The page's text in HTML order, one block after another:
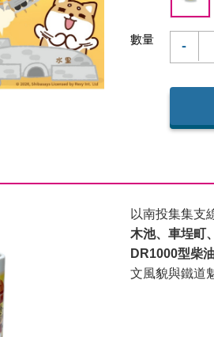
數量 -
以南投集集支
木池、車埕町
DR1000型柴
文風貌與鐵道